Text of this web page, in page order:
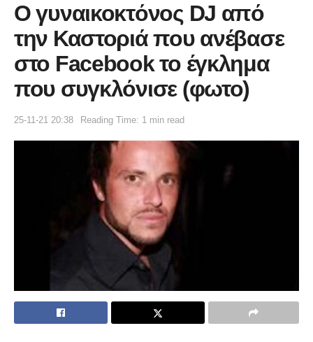
Ο γυναικοκτόνος DJ από
την Καστοριά που ανέβασε
στο Facebook το έγκλημα
που συγκλόνισε (φωτο)
25-11-21 20:38 Reading Time: 1 min read